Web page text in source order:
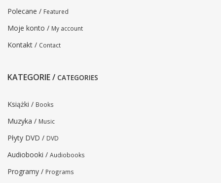
Polecane / Featured
Moje konto / My account
Kontakt / Contact
KATEGORIE / CATEGORIES
Książki / Books
Muzyka / Music
Płyty DVD / DVD
Audiobooki / Audiobooks
Programy / Programs